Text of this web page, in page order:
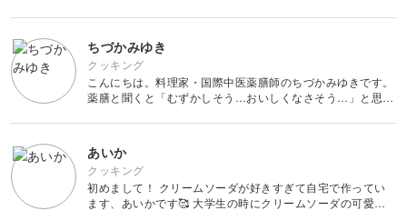
旅する世界一周の味」（幻冬舎）を出版。 同年11月には、
ちづかみゆき
クッキング
こんにちは。料理家・国際中医薬膳師のちづかみゆきです。
薬膳と聞くと「むずかしそう…おいしくなさそう…」と思っ
簡単なレシピでおいしく食事を楽しみ、体調まで整える。そ
あいか
クッキング
初めまして！ クリームソーダが好きすぎて自宅で作ってい
ます、あいかです🥰 大学生の時にクリームソーダの可愛さ